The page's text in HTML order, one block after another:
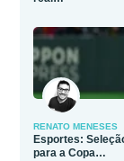
RENATO MENESES
Esportes:
para a Copa…